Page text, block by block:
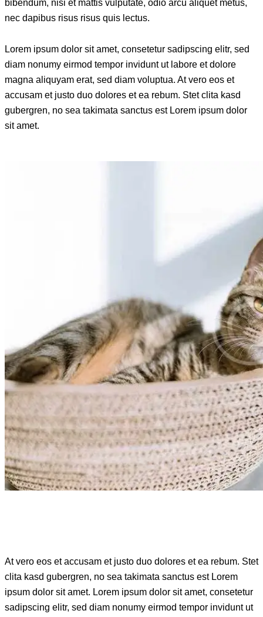
bibendum, nisi et mattis vulputate, odio arcu aliquet metus,
nec dapibus risus risus quis lectus.
Lorem ipsum dolor sit amet, consetetur sadipscing elitr, sed
diam nonumy eirmod tempor invidunt ut labore et dolore
magna aliquyam erat, sed diam voluptua. At vero eos et
accusam et justo duo dolores et ea rebum. Stet clita kasd
gubergren, no sea takimata sanctus est Lorem ipsum dolor
sit amet.
At vero eos et accusam et justo duo dolores et ea rebum. Stet
clita kasd gubergren, no sea takimata sanctus est Lorem
ipsum dolor sit amet. Lorem ipsum dolor sit amet, consetetur
sadipscing elitr, sed diam nonumy eirmod tempor invidunt ut